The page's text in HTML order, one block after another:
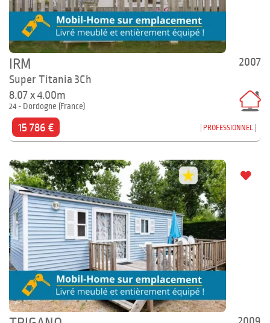
2007
IRM
Super Titania 3Ch
8.07 x 4.00m
24 - Dordogne (France)
15 786 € PROFESSIONNEL